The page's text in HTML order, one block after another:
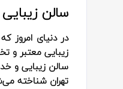
سالن
در دنیای
زیبایی معتبر و
سالن زیبایی و
تهران شناخته